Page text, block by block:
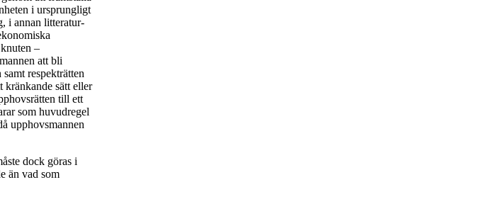
i ursprungligt
i annan litteratur-
–
att bli
respekträtten
kränkande sätt eller
till ett
som huvudregel
upphovsmannen
dock göras i
än vad som